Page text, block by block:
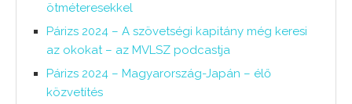
ötméteresekkel
Párizs 2024 – A szövetségi kapitány még keresi
az okokat – az MVLSZ podcastja
Párizs 2024 – Magyarország-Japán – élő
közvetítés